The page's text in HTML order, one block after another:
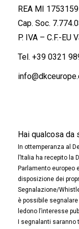
REA MI 1753159
Cap. Soc.
P. IVA – C.F.-EU
Tel. +39 0321
Hai qualcosa da
In ottemperanza al
l’Italia ha recepito la
Parlamento europeo
disposizione dei
Segnalazione/
è possibile
ledono l’interesse
I segnalanti